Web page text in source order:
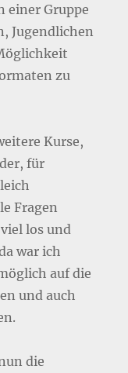
einer Gruppe
Jugendlichen
zu
Kurse,
für
Fragen
los und
war ich
auf die
und auch
die